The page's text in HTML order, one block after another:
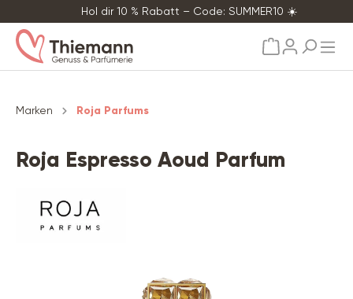
Hol dir 10 % Rabatt – Code: SUMMER10 ☀️
Marken Roja Parfums
Roja Espresso Aoud Parfum
Bildergalerie überspringen